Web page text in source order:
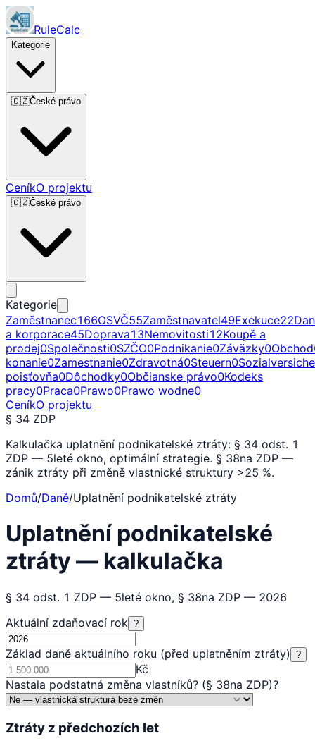
RuleCalc
Kategorie
🇨🇿České právo
CeníkO projektu
🇨🇿České právo
Kategorie
Zaměstnanec166OSVČ55Zaměstnavatel49Exekuce22
a korporace45Doprava13Nemovitosti12Koupě a
prodej0Společnosti0SZČO0Podnikanie0Záväzky0Obchod
konanie0Zamestnanie0Zdravotná0Steuern0
poisťovňa0Dôchodky0Občianske právo0Kodeks
pracy0Praca0Prawo0Prawo wodne0
CeníkO projektu
§ 34 ZDP
Kalkulačka uplatnění podnikatelské ztráty: § 34 odst. 1
ZDP — 5leté okno, optimální strategie. § 38na ZDP —
zánik ztráty při změně vlastnické struktury >25 %.
Domů/Daně/Uplatnění podnikatelské ztráty
Uplatnění podnikatelské
ztráty — kalkulačka
§ 34 odst. 1 ZDP — 5leté okno, § 38na ZDP — 2026
Aktuální zdaňovací rok ?
Základ daně aktuálního roku (před uplatněním ztráty) ?
Kč
Nastala podstatná změna vlastníků? (§ 38na ZDP)?
Ztráty z předchozích let